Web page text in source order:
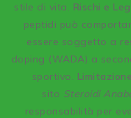
stile di vita. Rischi e
peptidi può
essere soggetto a
doping (WADA) a
sportivo.
sito Steroidi
responsabilità per